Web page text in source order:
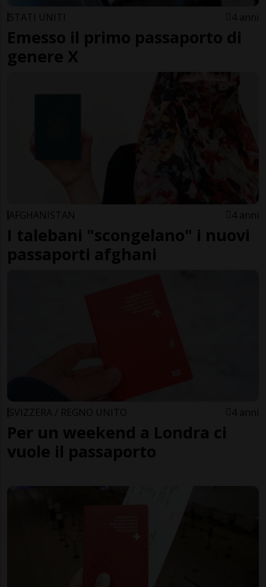
STATI UNITI 4 anni
Emesso il primo passaporto di
genere X
AFGHANISTAN 4 anni
I talebani "scongelano" i nuovi
passaporti afghani
SVIZZERA / REGNO UNITO 4 anni
Per un weekend a Londra ci
vuole il passaporto